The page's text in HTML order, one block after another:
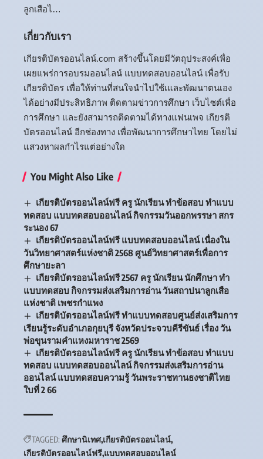
ลูกเสือไ…
เกี่ยวกับเรา
เกียรติบัตรออนไลน์.com สร้างขึ้นโดยมีวัตถุประสงค์เพื่อ
เผยแพร่การอบรมออนไลน์ แบบทดสอบออนไลน์ เพื่อรับ
เกียรติบัตร เพื่อให้ท่านที่สนใจนำไปใช้เและพัฒนาตนเอง
ได้อย่างมีประสิทธิภาพ ติดตามข่าวการศึกษา เว็บไซต์เพื่อ
การศึกษา และยังสามารถติดตามได้ทางแฟนเพจ เกียรติ
บัตรออนไลน์ อีกช่องทาง เพื่อพัฒนาการศึกษาไทย โดยไม่
แสวงหาผลกำไรแต่อย่างใด
You Might Also Like
เกียรติบัตรออนไลน์ฟรี ครู นักเรียน ทำข้อสอบ ทำแบบ
ทดสอบ แบบทดสอบออนไลน์ กิจกรรมวันออกพรรษา สกร
ระนอง 67
เกียรติบัตรออนไลน์ฟรี แบบทดสอบออนไลน์ เนื่องใน
วันวิทยาศาสตร์แห่งชาติ 2568 ศูนย์วิทยาศาสตร์เพื่อการ
ศึกษายะลา
เกียรติบัตรออนไลน์ฟรี 2567 ครู นักเรียน นักศึกษา ทำ
แบบทดสอบ กิจกรรมส่งเสริมการอ่าน วันสถาปนาลูกเสือ
แห่งชาติ เพชรกำแพง
เกียรติบัตรออนไลน์ฟรี ทำแบบทดสอบศูนย์ส่งเสริมการ
เรียนรู้ระดับอำเภอกุยบุรี จังหวัดประจวบคีรีขันธ์ เรื่อง วัน
พ่อขุนรามคำแหงมหาราช 2569
เกียรติบัตรออนไลน์ฟรี ครู นักเรียน ทำข้อสอบ ทำแบบ
ทดสอบ แบบทดสอบออนไลน์ กิจกรรมส่งเสริมการอ่าน
ออนไลน์ แบบทดสอบความรู้ วันพระราชทานธงชาติไทย
ใบที่ 2 66
TAGGED: ศึกษานิเทศ เกียรติบัตรออนไลน์
เกียรติบัตรออนไลน์ฟรี แบบทดสอบออนไลน์